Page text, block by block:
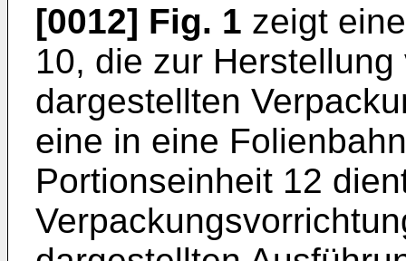
[0012] Fig. 1 zeigt
10, die zur
dargestellten
eine in eine
Portionseinheit 12